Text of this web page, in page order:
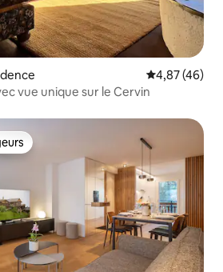
Évaluation
4,87 (46)
vue unique sur le Cervin